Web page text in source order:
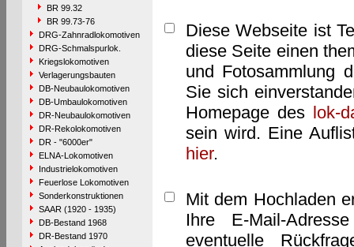
BR 99.32
BR 99.73-76
DRG-Zahnradlokomotiven
DRG-Schmalspurlok.
Kriegslokomotiven
Verlagerungsbauten
DB-Neubaulokomotiven
DB-Umbaulokomotiven
DR-Neubaulokomotiven
DR-Rekolokomotiven
DR - "6000er"
ELNA-Lokomotiven
Industrielokomotiven
Feuerlose Lokomotiven
Sonderkonstruktionen
SAAR (1920 - 1935)
DB-Bestand 1968
DR-Bestand 1970
Diese Webseite ist
diese Seite einen
und Fotosammlung
Sie sich
Homepage des lok-
sein wird. Eine
hier.
Mit dem Hochladen
Ihre E-Mail-
eventuelle